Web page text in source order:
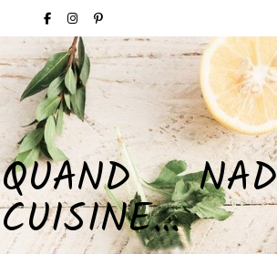
QUAND NAD
CUISINE…